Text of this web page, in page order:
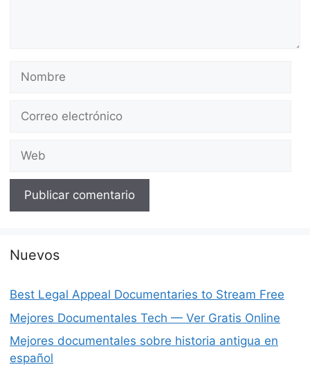
Nombre
Correo
Web
Nuevos
Best Legal Appeal Documentaries to Stream Free
Mejores Documentales Tech — Ver Gratis Online
Mejores documentales sobre historia antigua en
español